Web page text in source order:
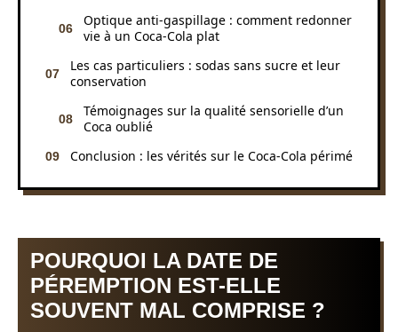
Optique anti-gaspillage : comment redonner
vie à un Coca-Cola plat
Les cas particuliers : sodas sans sucre et leur
conservation
Témoignages sur la qualité sensorielle d’un
Coca oublié
Conclusion : les vérités sur le Coca-Cola périmé
POURQUOI LA DATE DE
PÉREMPTION EST-ELLE
SOUVENT MAL COMPRISE ?